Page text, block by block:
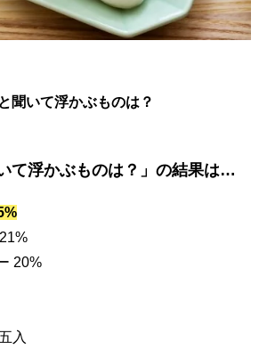
聞いて浮かぶものは？
て浮かぶものは？」 の結果は…
20%
入